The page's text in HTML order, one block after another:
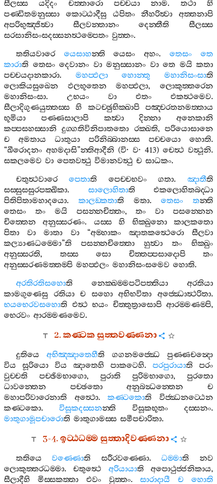
සීලස‍්ස
යදිදං චත‍්තාරො පච‍්චයා නාම. තථා
හි
පණ‍්ඩිතමනුස‍්සා
කොට‍්ඨාදීසු ඨපිතං නීහරිත්‍වා
අත‍්තනාපි
අපරිභුඤ‍්ජිත්‍වා
සීලවන‍්තානං දෙන‍්තීති
සීලස‍්ස
සරසානිසංසදස‍්සනත්‍ථම‍්පෙතං වුත‍්තං.
තතියවාරෙ
යෙසාහන‍්ති යෙසං අහං.තෙසං
තෙ
කාරාති තෙසං දෙවානං වා මනුස‍්සානං වා තෙ මයි කතා
පච‍්චයදානකාරා. මහප‍්ඵලා හොන‍්තු මහානිසංසාති
ලොකියසුඛෙන
ඵලභූතෙන මහප‍්ඵලා,ලොකුත‍්තරෙන
මහානිසංසා. උභයං වා එතං එකත්‍ථමෙව.
සීලාදිගුණයුත‍්තස‍්ස
හි කටච‍්ඡුභික‍්ඛාපි
පඤ‍්චරතනමත‍්තාය
භූමියා
පණ‍්ණසාලාපි කත්‍වා දින‍්නා
අනෙකානි
කප‍්පසහස‍්සානි දුග‍්ගතිවිනිපාතතො රක‍්ඛති,පරියොසානෙ
ච
අමතාය ධාතුයා පරිනිබ‍්බානස‍්ස පච‍්චයො හොති.
“ඛීරොදනං අහමදාසි”න‍්තිආදීනි (වි· ව· 413) චෙත්‍ථ වත්‍ථූනි.
සකලමෙව වා පෙතවත්‍ථු විමානවත්‍ථු ච සාධකං.
චතුත්‍ථවාරෙ
පෙතාති පෙච‍්චභවං ගතා. ඤාතීති
සස‍්සුසසුරපක‍්ඛිකා. සාලොහිතාති
එකලොහිතබද‍්ධා
පිතිපිතාමහාදයො. කාලඞ‍්කතාති මතා.තෙසං තන‍්ති
තෙසං
තං මයි පසන‍්නචිත‍්තං,තං වා
පසන‍්නෙන
චිත‍්තෙන
අනුස‍්සරණං. යස‍්ස හි භික‍්ඛුනො
කාලකතො
පිතා
වා මාතා වා“අම‍්හාකං ඤාතකත්‍ථෙරො
සීලවා
කල්‍යාණධම‍්මො”ති පසන‍්නචිත‍්තො හුත්‍වා තං
භික‍්ඛුං
අනුස‍්සරති, තස‍්ස සො චිත‍්තප‍්පසාදොපි
තං
අනුස‍්සරණමත‍්තම‍්පි මහප‍්ඵලං මහානිසංසමෙව හොති.
අරතිරතිසහොති නෙක‍්ඛම‍්මපටිපත‍්තියා
අරතියා
කාමගුණෙසු
රතියා ච සහො අභිභවිතා අජ‍්ඣොත්‍ථරිතා.
භයභෙරවසහොති එත්‍ථ භයං චිත‍්තුත්‍රාසොපි ආරම‍්මණම‍්පි,
භෙරවං ආරම‍්මණමෙව.
2.කණ‍්ටකසුත‍්තවණ‍්ණනා
දුතියෙ අභිඤ‍්ඤාතෙහීති ගගනමජ‍්ඣෙ
පුණ‍්ණචන්‍දො
විය
සූරියො විය ඤාතෙහි පාකටෙහි. පරපුරායාති
පරං
වුච‍්චති
පච‍්ඡිමභාගො, පුරාති පුරිමභාගො, පුරතො
ධාවන‍්තෙන
පච‍්ඡතො අනුබන්‍ධන‍්තෙන
ච
මහාපරිවාරෙනාති
අත්‍ථො.කණ‍්ටකොති
විජ‍්ඣනට‍්ඨෙන
කණ‍්ටකො.විසූකදස‍්සනන‍්ති විසූකභූතං දස‍්සනං.
මාතුගාමූපචාරොති මාතුගාමස‍්ස සමීපචාරිතා.
3-4.ඉට‍්ඨධම‍්මසුත‍්තාදිවණ‍්ණනා
තතියෙ වණ‍්ණොති සරීරවණ‍්ණො.ධම‍්මාති
නව
ලොකුත‍්තරධම‍්මා.චතුත්‍ථෙ අරියායාති අපොථුජ‍්ජනිකාය,
සීලාදීහි
මිස‍්සකත‍්තා එවං වුත‍්තං.සාරාදායී ච හොති